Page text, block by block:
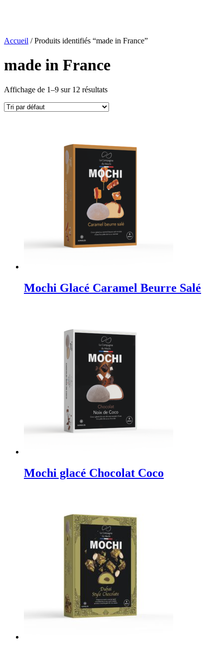
Accueil / Produits identifiés “made in France”
made in France
Affichage de 1–9 sur 12 résultats
Mochi Glacé Caramel Beurre Salé
Mochi glacé Chocolat Coco